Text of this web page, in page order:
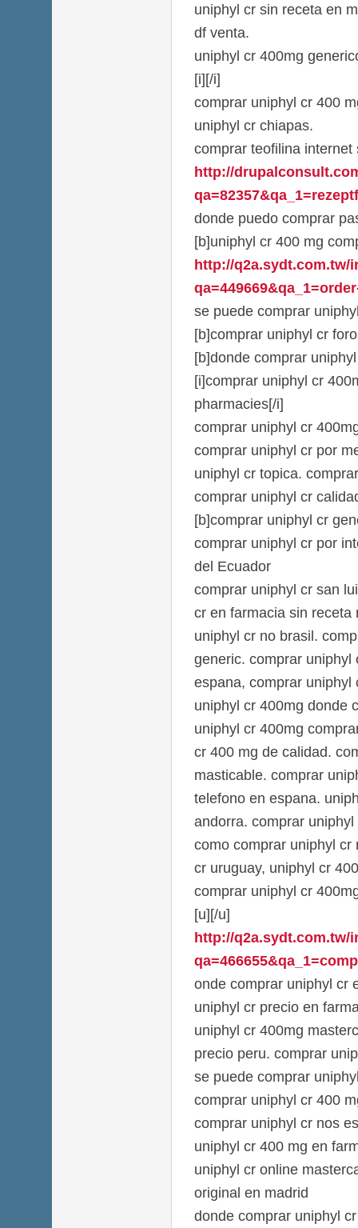
uniphyl cr sin receta en
df venta.
uniphyl cr 400mg
[i][/i]
comprar uniphyl cr 400
uniphyl cr chiapas.
comprar teofilina internet
http://
donde puedo comprar
[b]uniphyl cr 400 mg
http://q2a.sydt.com.tw/
se puede comprar
[b]comprar uniphyl cr
[b]donde comprar
[i]comprar uniphyl cr
pharmacies[/i]
comprar uniphyl cr
comprar uniphyl cr por
uniphyl cr topica.
comprar uniphyl cr
[b]comprar uniphyl cr
comprar uniphyl cr por
del Ecuador
comprar uniphyl cr san
cr en farmacia sin receta
uniphyl cr no brasil.
generic. comprar uniphyl
espana, comprar uniphyl
uniphyl cr 400mg donde
uniphyl cr 400mg
cr 400 mg de calidad.
masticable. comprar
telefono en espana.
andorra. comprar
como comprar uniphyl
cr uruguay, uniphyl cr
comprar uniphyl cr
[u][/u]
http://q2a.sydt.com.tw/
onde comprar uniphyl cr
uniphyl cr precio en
uniphyl cr 400mg
precio peru. comprar
se puede comprar
comprar uniphyl cr 400
comprar uniphyl cr nos
uniphyl cr 400 mg en
uniphyl cr online
original en madrid
donde comprar uniphyl